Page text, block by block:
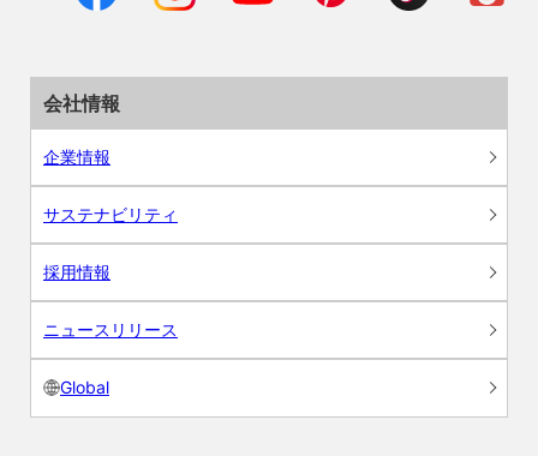
会社情報
企業情報
サステナビリティ
採用情報
ニュースリリース
Global